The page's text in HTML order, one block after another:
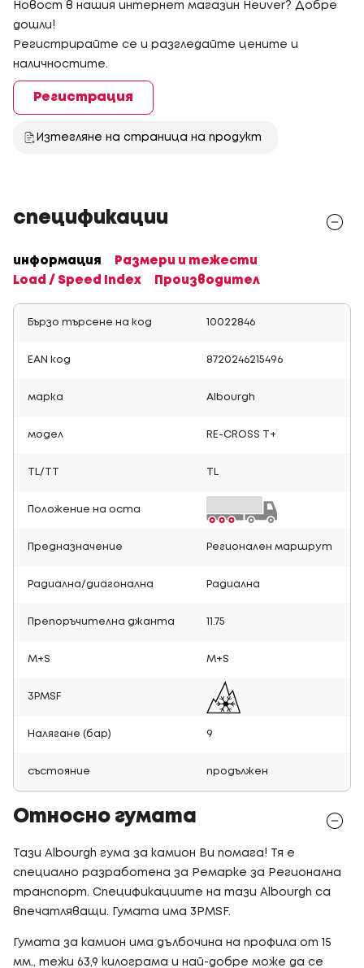
Новост в нашия интернет магазин Heuver? Добре
дошли!
Регистрирайте се и разгледайте цените и
наличностите.
Регистрация
Изтегляне на страница на продукт
спецификации
информация
Размери и тежести
Load / Speed Index
Производител
Бързо търсене на код 10022846
EAN код 8720246215496
марка Albourgh
модел RE-CROSS T+
TL/TT
Положение на оста
Предназначение Регионален маршрут
Радиална/диагонална Радиална
Препоръчителна джанта 11.75
M+S M+S
3PMSF
Налягане (бар) 9
състояние продължен
Относно гумата
Тази Albourgh гума за камион Ви помага! Тя е
специално разработена за Ремарке за Регионална
транспорт. Спецификациите на тази Albourgh са
впечатляващи. Гумата има 3PMSF.
Гумата за камион има дълбочина на профила от 15
мм., тежи 63,9 килограма и най-добре може да се